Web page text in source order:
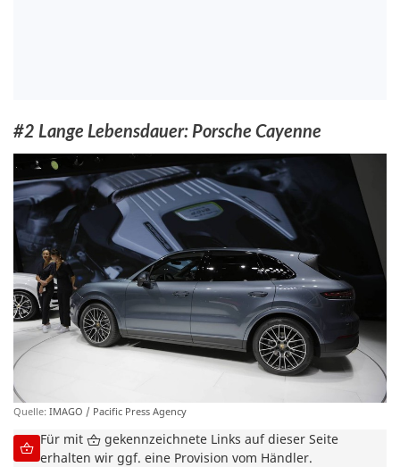
#2 Lange Lebensdauer: Porsche Cayenne
Quelle: IMAGO / Pacific Press Agency
Für mit
gekennzeichnete Links auf dieser Seite
erhalten wir ggf. eine Provision vom Händler.